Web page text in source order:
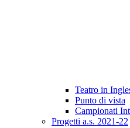
Teatro in
Punto di vista
Campionati
Progetti a.s. 2021-22